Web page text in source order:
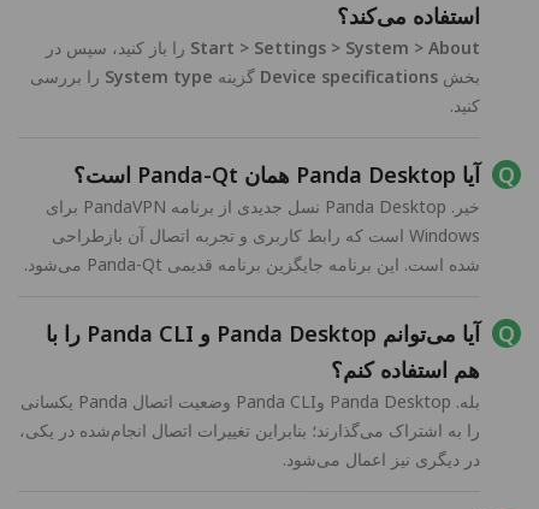
استفاده می‌کند؟
Start > Settings > System > About را باز کنید، سپس در
بخش Device specifications گزینه System type را بررسی
کنید.
آیا Panda Desktop همان Panda-Qt است؟
خیر. Panda Desktop نسل جدیدی از برنامه PandaVPN برای
Windows است که رابط کاربری و تجربه اتصال آن بازطراحی
شده است. این برنامه جایگزین برنامه قدیمی Panda-Qt می‌شود.
آیا می‌توانم Panda Desktop و Panda CLI را با
هم استفاده کنم؟
بله. Panda Desktop وPanda CLI وضعیت اتصال Panda یکسانی
را به اشتراک می‌گذارند؛ بنابراین تغییرات اتصال انجام‌شده در یکی،
در دیگری نیز اعمال می‌شود.